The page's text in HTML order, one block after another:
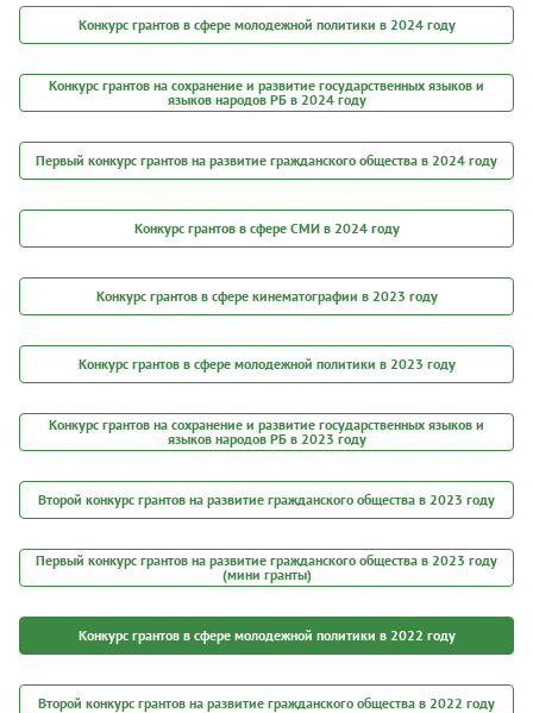
Конкурс грантов в сфере молодежной политики в 2024 году
Конкурс грантов на сохранение и развитие государственных языков и
языков народов РБ в 2024 году
Первый конкурс грантов на развитие гражданского общества в 2024 году
Конкурс грантов в сфере СМИ в 2024 году
Конкурс грантов в сфере кинематографии в 2023 году
Конкурс грантов в сфере молодежной политики в 2023 году
Конкурс грантов на сохранение и развитие государственных языков и
языков народов РБ в 2023 году
Второй конкурс грантов на развитие гражданского общества в 2023 году
Первый конкурс грантов на развитие гражданского общества в 2023 году
(мини гранты)
Конкурс грантов в сфере молодежной политики в 2022 году
Второй конкурс грантов на развитие гражданского общества в 2022 году